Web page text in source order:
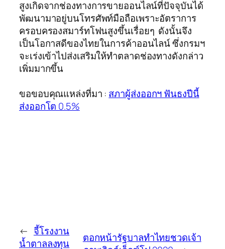
สูงเกิดจากช่องทางการขายออนไลน์ที่ปัจจุบันได้
พัฒนามาอยู่บนโทรศัพท์มือถือเพราะอัตราการ
ครอบครองสมาร์ทโฟนสูงขึ้นเรื่อยๆ ดังนั้นจึง
เป็นโอกาสดีของไทยในการค้าออนไลน์ ซึ่งกรมฯ
จะเร่งเข้าไปส่งเสริมให้ทำตลาดช่องทางดังกล่าว
เพิ่มมากขึ้น
ขอขอบคุณแหล่งที่มา : สภาผู้ส่งออกฯ ฟันธงปีนี้
ส่งออกโต 0.5%
← จี้โรงงาน
น้ำตาลลงทุน
ตอกหน้ารัฐบาลทำไทยชวดเจ้า